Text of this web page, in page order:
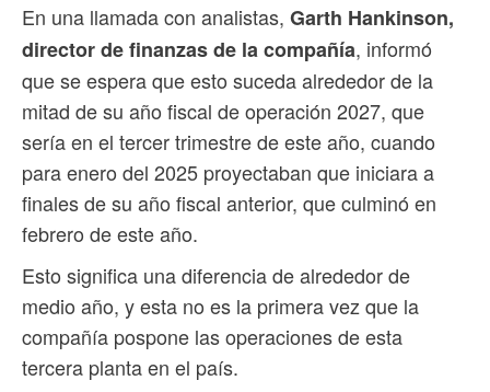
En una llamada con analistas, Garth Hankinson,
director de finanzas de la compañía, informó
que se espera que esto suceda alrededor de la
mitad de su año fiscal de operación 2027, que
sería en el tercer trimestre de este año, cuando
para enero del 2025 proyectaban que iniciara a
finales de su año fiscal anterior, que culminó en
febrero de este año.
Esto significa una diferencia de alrededor de
medio año, y esta no es la primera vez que la
compañía pospone las operaciones de esta
tercera planta en el país.